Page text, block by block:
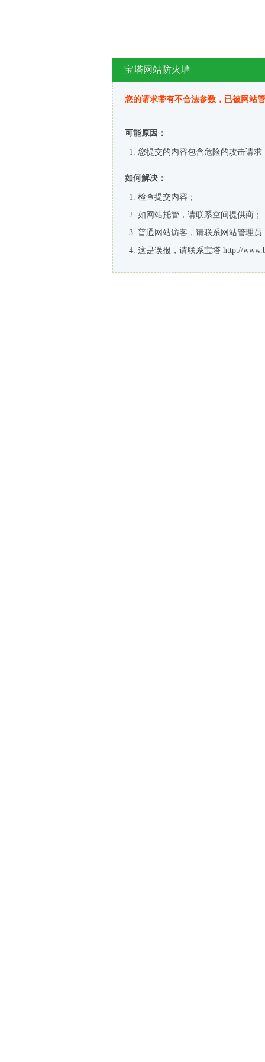
宝塔网站防火墙
您的请求带有不合法参数，已被网站
可能原因：
您提交的内容包含危险的攻击请求
如何解决：
检查提交内容；
如网站托管，请联系空间提供商；
普通网站访客，请联系网站管理员
这是误报，请联系宝塔 http://